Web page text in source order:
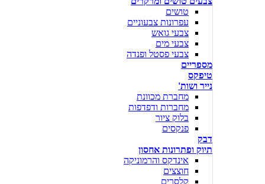
טושים
עפרונות צבעוניים
צבעי גואש
צבעי מים
צבעי פסטל ופנדה
מספריים
טיפקס
נייר ושות'
מחברת מכוונת
מחברות ודפדפות
בלוק ציור
פנקסים
דבק
תיוק ופתרונות אחסון
אינדקס והרמוניקה
חוצצים
קלסרים